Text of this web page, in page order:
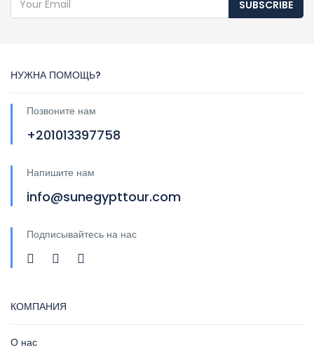
SUBSCRIBE
НУЖНА ПОМОЩЬ?
Позвоните нам
+201013397758
Напишите нам
info@sunegypttour.com
Подписывайтесь на нас
КОМПАНИЯ
О нас